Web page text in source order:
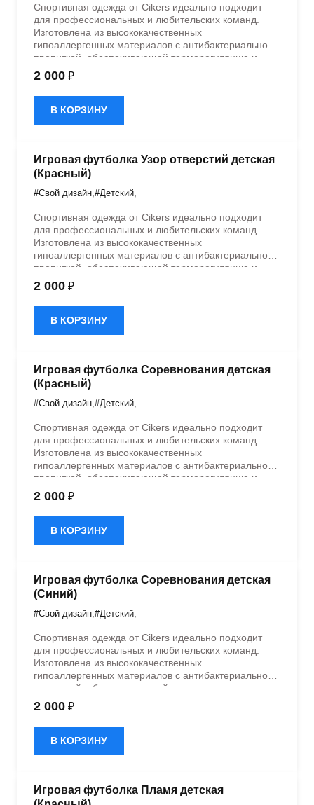
Спортивная одежда от Cikers идеально подходит
для профессиональных и любительских команд.
Изготовлена из высококачественных
гипоаллергенных материалов с антибактериальной
пропиткой, обеспечивающей терморегуляцию и
быстрое влагоотведение. Одежда обладает
эластичностью в 5 направлениях и стильным
дизайном.
2 000 ₽
В КОРЗИНУ
Игровая футболка Узор отверстий детская
(Красный)
#Свой дизайн #Детский
Спортивная одежда от Cikers идеально подходит
для профессиональных и любительских команд.
Изготовлена из высококачественных
гипоаллергенных материалов с антибактериальной
пропиткой, обеспечивающей терморегуляцию и
быстрое влагоотведение. Одежда обладает
эластичностью в 5 направлениях и стильным
дизайном.
2 000 ₽
В КОРЗИНУ
Игровая футболка Соревнования детская
(Красный)
#Свой дизайн #Детский
Спортивная одежда от Cikers идеально подходит
для профессиональных и любительских команд.
Изготовлена из высококачественных
гипоаллергенных материалов с антибактериальной
пропиткой, обеспечивающей терморегуляцию и
быстрое влагоотведение. Одежда обладает
эластичностью в 5 направлениях и стильным
дизайном.
2 000 ₽
В КОРЗИНУ
Игровая футболка Соревнования детская
(Синий)
#Свой дизайн #Детский
Спортивная одежда от Cikers идеально подходит
для профессиональных и любительских команд.
Изготовлена из высококачественных
гипоаллергенных материалов с антибактериальной
пропиткой, обеспечивающей терморегуляцию и
быстрое влагоотведение. Одежда обладает
эластичностью в 5 направлениях и стильным
дизайном.
2 000 ₽
В КОРЗИНУ
Игровая футболка Пламя детская